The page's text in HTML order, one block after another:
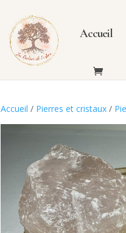
Accueil
Accueil / Pierres et cristaux /